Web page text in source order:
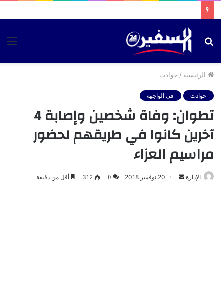
بحث
الرئيسية / حوادث
حوادث في الواجهة
تطوان: وفاة شخصين وإصابة 4
آخرين كانوا في طريقهم لحضور
مراسيم العزاء
الإدارة
أرسل 20 نوفمبر 2018 0
312 أقل من دقيقة